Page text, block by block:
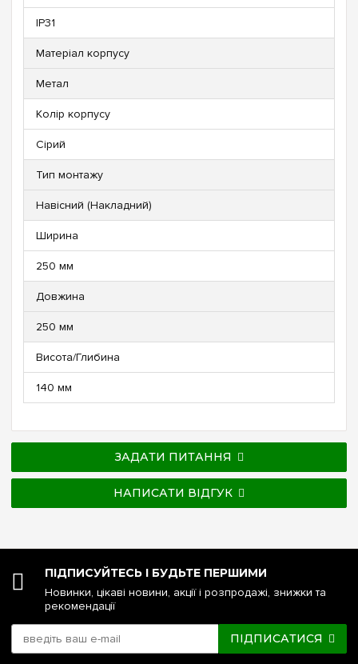
IP31
Матеріал корпусу
Метал
Колір корпусу
Сірий
Тип монтажу
Навісний (Накладний)
Ширина
250 мм
Довжина
250 мм
Висота/Глибина
140 мм
ЗАДАТИ ПИТАННЯ
НАПИСАТИ ВІДГУК
ПІДПИСУЙТЕСЬ І БУДЬТЕ ПЕРШИМИ
Новинки, цікаві новини, акції і розпродажі, знижки та
рекомендації
ПІДПИСАТИСЯ